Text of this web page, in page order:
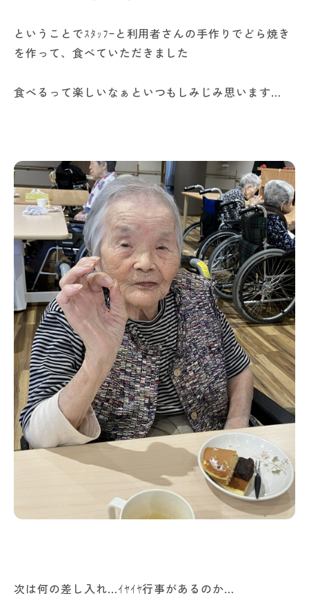
ということでｽﾀｯﾌｰと利用者さんの手作りでどら焼き
を作って、食べていただきました
食べるって楽しいなぁといつもしみじみ思います…
次は何の差し入れ…ｲﾔｲﾔ行事があるのか…